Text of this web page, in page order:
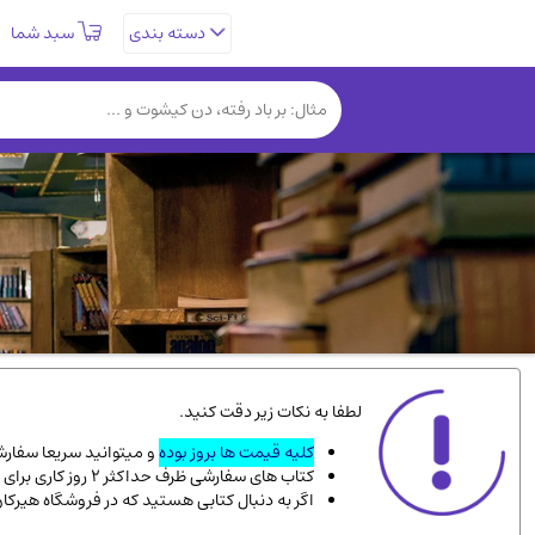
دسته بندی سبد شما
کتب نادر و کمیاب(19)
فلسفه و جامعه شناسی(151)
دانشگاهی و آموزشی(534)
ورزشی و تربیت بدنی
سیاسی(116)
کتاب های مصور رنگی و گلاسه(23)
دایره المعارف و فرهنگ
سینما و فیلم
زندگینامه شهدا
لطفا به نکات زیر دقت کنید.
کلیه قیمت ها بروز بودهو میتوانید سریعا
کتاب های سفارشی ظرف حداکثر 2 روز کاری برای پست پیشتاز، و 3 روز کاری برای پست سفارشی، به دست شما میرسد.
اگر به دنبال کتابی هستید که در فروشگاه